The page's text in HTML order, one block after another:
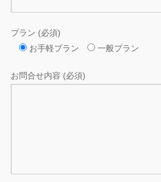
プラン (必須)
お手軽プラン
一般プラン
お問合せ内容 (必須)